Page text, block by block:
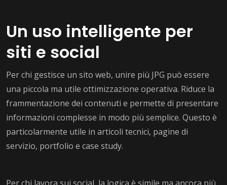
Un uso intelligente per
siti e social
Per chi gestisce un sito web, unire più JPG può essere
una piccola ma utile ottimizzazione operativa. Riduce la
frammentazione dei contenuti e permette di presentare
informazioni complesse in modo più semplice. Questo è
particolarmente utile in articoli tecnici, pagine di
servizio, portfolio e case study.